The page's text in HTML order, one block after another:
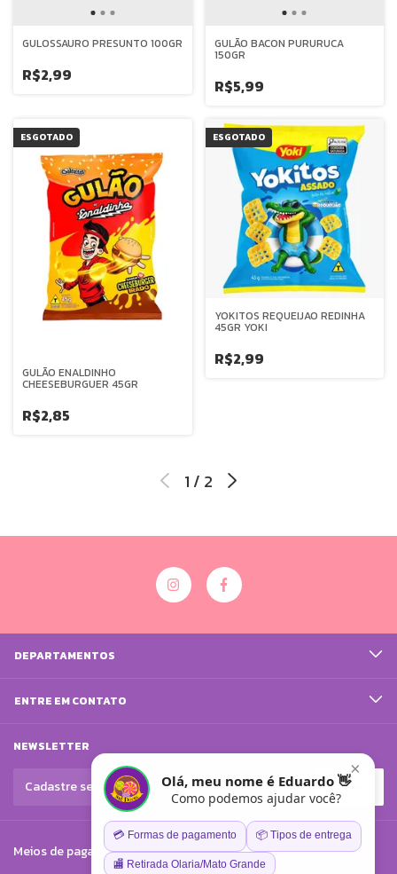
GULOSSAURO PRESUNTO 100GR
R$2,99
GULÃO BACON PURURUCA
150GR
R$5,99
ESGOTADO
GULÃO ENALDINHO
CHEESEBURGUER 45GR
R$2,85
ESGOTADO
YOKITOS REQUEIJAO REDINHA
45GR YOKI
R$2,99
1 / 2
DEPARTAMENTOS
ENTRE EM CONTATO
NEWSLETTER
Meios de pagamento
×
Olá, meu nome é Eduardo 👋
Como podemos ajudar você?
💳 Formas de pagamento 📦 Tipos de entrega
🏬 Retirada Olaria/Mato Grande